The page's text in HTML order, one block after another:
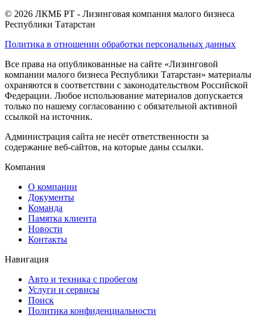
© 2026 ЛКМБ РТ - Лизинговая компания малого бизнеса
Республики Татарстан
Политика в отношении обработки персональных данных
Все права на опубликованные на сайте «Лизинговой
компании малого бизнеса Республики Татарстан» материалы
охраняются в соответствии с законодательством Российской
Федерации. Любое использование материалов допускается
только по нашему согласованию с обязательной активной
ссылкой на источник.
Администрация сайта не несёт ответственности за
содержание веб-сайтов, на которые даны ссылки.
Компания
О компании
Документы
Команда
Памятка клиента
Новости
Контакты
Навигация
Авто и техника с пробегом
Услуги и сервисы
Поиск
Политика конфиденциальности